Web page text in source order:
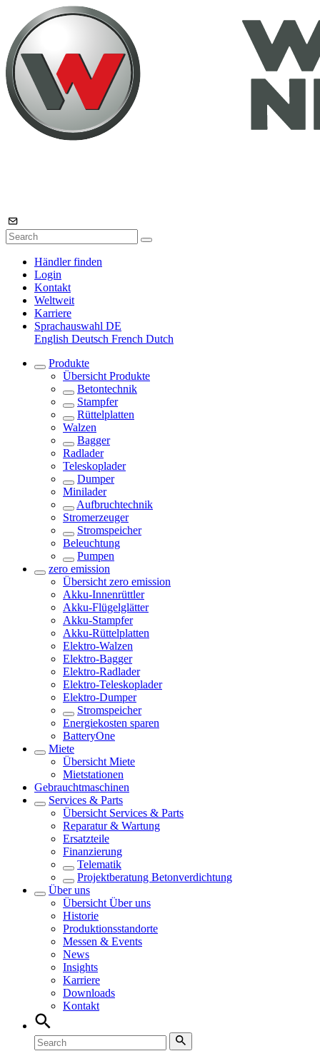
Händler finden
Login
Kontakt
Weltweit
Karriere
Sprachauswahl DE
English Deutsch French Dutch
Produkte
Übersicht Produkte
Betontechnik
Stampfer
Rüttelplatten
Walzen
Bagger
Radlader
Teleskoplader
Dumper
Minilader
Aufbruchtechnik
Stromerzeuger
Stromspeicher
Beleuchtung
Pumpen
zero emission
Übersicht zero emission
Akku-Innenrüttler
Akku-Flügelglätter
Akku-Stampfer
Akku-Rüttelplatten
Elektro-Walzen
Elektro-Bagger
Elektro-Radlader
Elektro-Teleskoplader
Elektro-Dumper
Stromspeicher
Energiekosten sparen
BatteryOne
Miete
Übersicht Miete
Mietstationen
Gebrauchtmaschinen
Services & Parts
Übersicht Services & Parts
Reparatur & Wartung
Ersatzteile
Finanzierung
Telematik
Projektberatung Betonverdichtung
Über uns
Übersicht Über uns
Historie
Produktionsstandorte
Messen & Events
News
Insights
Karriere
Downloads
Kontakt